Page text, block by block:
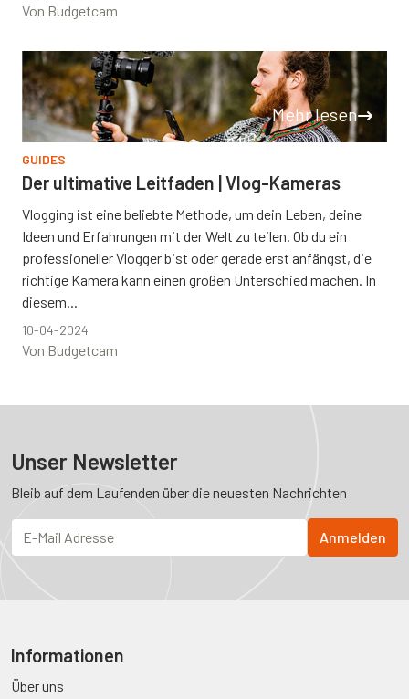
Von Budgetcam
Mehr lesen
GUIDES
Der ultimative Leitfaden | Vlog-Kameras
Vlogging ist eine beliebte Methode, um dein Leben, deine
Ideen und Erfahrungen mit der Welt zu teilen. Ob du ein
professioneller Vlogger bist oder gerade erst anfängst, die
richtige Kamera kann einen großen Unterschied machen. In
diesem...
10-04-2024
Von Budgetcam
Unser Newsletter
Bleib auf dem Laufenden über die neuesten Nachrichten
Informationen
Über uns